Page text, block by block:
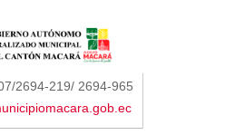
2694-219/ 2694-965